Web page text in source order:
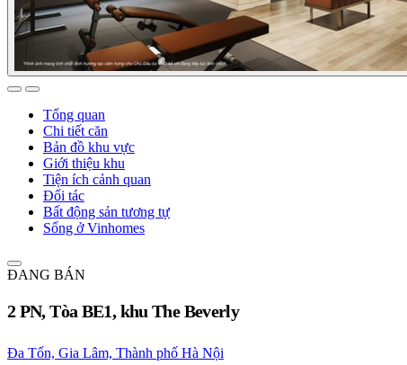
Tổng quan
Chi tiết căn
Bản đồ khu vực
Giới thiệu khu
Tiện ích cảnh quan
Đối tác
Bất động sản tương tự
Sống ở Vinhomes
ĐANG BÁN
2 PN, Tòa BE1, khu The Beverly
Đa Tốn, Gia Lâm, Thành phố Hà Nội